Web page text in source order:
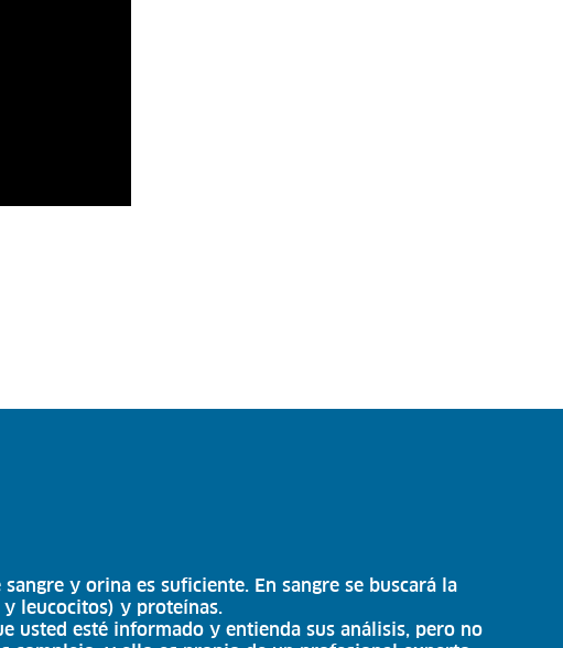
y orina es suficiente. En sangre se buscará la
leucocitos) y proteínas.
usted esté informado y entienda sus análisis, pero no